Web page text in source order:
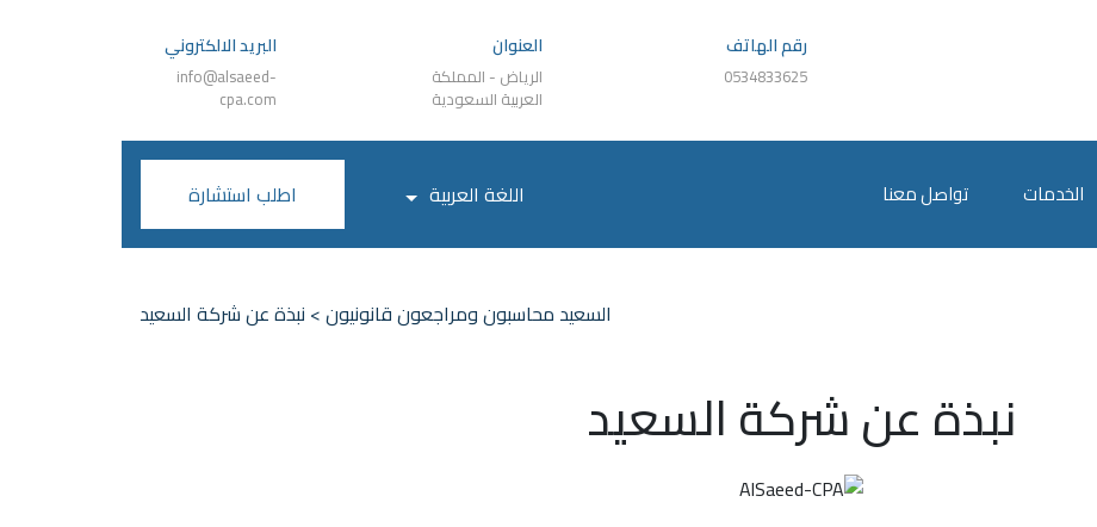
رقم الهاتف
0534833625
العنوان
الرياض - المملكة
العربية السعودية
البريد الالكتروني
info@alsaeed-
cpa.com
الخدمات تواصل معنا اللغة العربية اطلب استشارة
السعيد محاسبون ومراجعون قانونيون> نبذة عن شركة السعيد
نبذة عن شركة السعيد